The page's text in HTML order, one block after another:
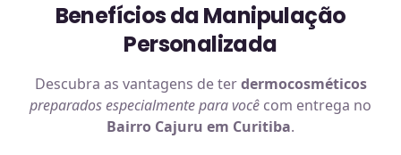
Benefícios da Manipulação
Personalizada
Descubra as vantagens de terdermocosméticos
preparados especialmente para você com entrega no
Bairro Cajuru em Curitiba.